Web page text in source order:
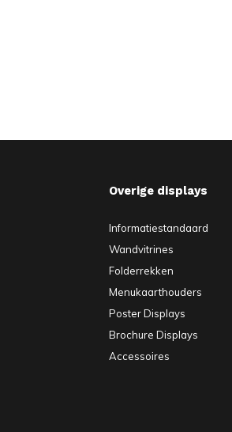
Overige displays
Informatiestandaard
Wandvitrines
Folderrekken
Menukaarthouders
Poster Displays
Brochure Displays
Accessoires